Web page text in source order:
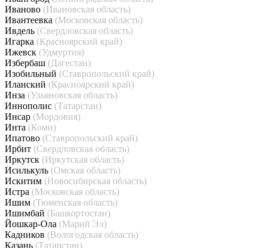
Иваново (Ивановская область)
Ивантеевка (Московская область)
Ивдель (Свердловская область)
Игарка (Красноярский край)
Ижевск (Удмуртия)
Избербаш (Дагестан)
Изобильный (Ставропольский край)
Иланский (Красноярский край)
Инза (Ульяновская область)
Иннополис (Татарстан)
Инсар (Мордовия)
Инта (Коми)
Ипатово (Ставропольский край)
Ирбит (Свердловская область)
Иркутск (Иркутская область)
Исилькуль (Омская область)
Искитим (Новосибирская область)
Истра (Московская область)
Ишим (Тюменская область)
Ишимбай (Башкортостан)
Йошкар-Ола (Марий Эл)
Кадников (Вологодская область)
Казань (Татарстан)